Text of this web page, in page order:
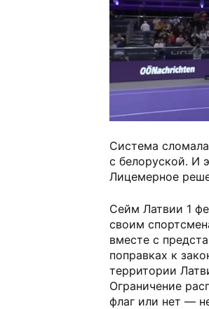
Система
с белоруской. И
Лицемерное
Сейм Латвии 1
своим
вместе с
поправках к
территории
Ограничение
флаг или нет —